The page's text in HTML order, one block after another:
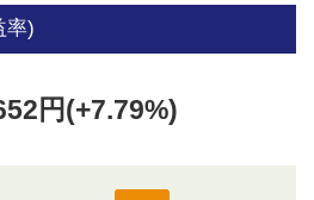
率)
円(+7.79%)